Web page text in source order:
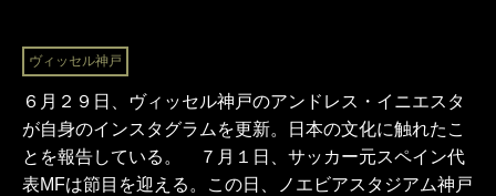
ヴィッセル神戸
６月２９日、ヴィッセル神戸のアンドレス・イニエスタ
が自身のインスタグラムを更新。日本の文化に触れたこ
とを報告している。 ７月１日、サッカー元スペイン代
表MFは節目を迎える。この日、ノエビアスタジアム神戸